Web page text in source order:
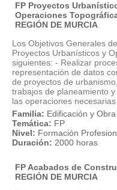
FP Proyectos
Operaciones
REGIÓN DE MURCIA
Los Objetivos Generales
Proyectos Urbanísticos y
siguientes: - Realizar
representación de datos
de proyectos de
trabajos de planeamiento
las operaciones
Familia: Edificación y
Temática: FP
Nivel: Formación
Duración: 2000 horas
FP Acabados de
REGIÓN DE MURCIA